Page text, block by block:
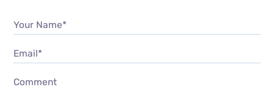
Your Name*
Email*
Comment